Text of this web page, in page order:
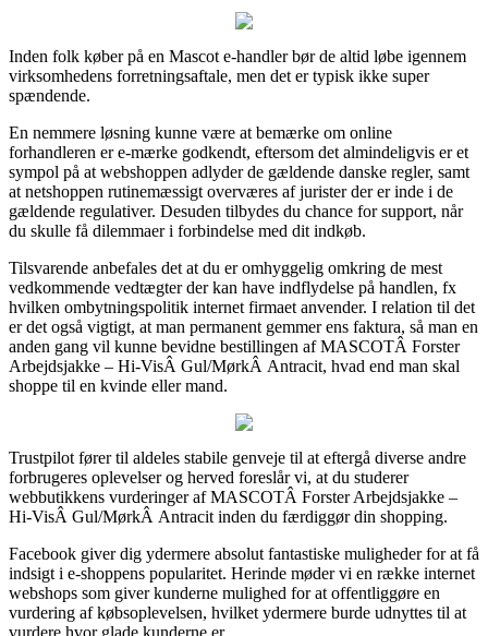
Inden folk køber på en Mascot e-handler bør de altid løbe igennem
virksomhedens forretningsaftale, men det er typisk ikke super
spændende.
En nemmere løsning kunne være at bemærke om online
forhandleren er e-mærke godkendt, eftersom det almindeligvis er et
sympol på at webshoppen adlyder de gældende danske regler, samt
at netshoppen rutinemæssigt overværes af jurister der er inde i de
gældende regulativer. Desuden tilbydes du chance for support, når
du skulle få dilemmaer i forbindelse med dit indkøb.
Tilsvarende anbefales det at du er omhyggelig omkring de mest
vedkommende vedtægter der kan have indflydelse på handlen, fx
hvilken ombytningspolitik internet firmaet anvender. I relation til det
er det også vigtigt, at man permanent gemmer ens faktura, så man en
anden gang vil kunne bevidne bestillingen af MASCOTÂ Forster
Arbejdsjakke – Hi-VisÂ Gul/MørkÂ Antracit, hvad end man skal
shoppe til en kvinde eller mand.
Trustpilot fører til aldeles stabile genveje til at eftergå diverse andre
forbrugeres oplevelser og herved foreslår vi, at du studerer
webbutikkens vurderinger af MASCOTÂ Forster Arbejdsjakke –
Hi-VisÂ Gul/MørkÂ Antracit inden du færdiggør din shopping.
Facebook giver dig ydermere absolut fantastiske muligheder for at få
indsigt i e-shoppens popularitet. Herinde møder vi en række internet
webshops som giver kunderne mulighed for at offentliggøre en
vurdering af købsoplevelsen, hvilket ydermere burde udnyttes til at
vurdere hvor glade kunderne er.